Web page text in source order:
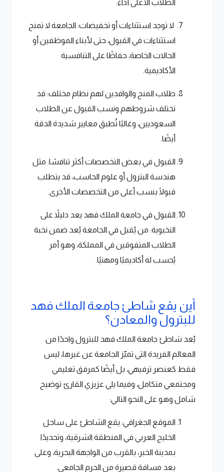
الطلاب الأعلى أداءً.
لا توجد استثناءات أو تخفيضات: الجامعة لا تمنح
استثناءات في القبول، حتى لأبناء الموظفين أو
الحالات الخاصة، حفاظًا على التنافسية
الأكاديمية.
طلاب المنح والوافدين لهم نظام مختلف: قد
تختلف شروطهم ونسب القبول عن الطلاب
السعوديين، وغالبًا تُطبق معايير شديدة الدقة
أيضًا.
القبول في بعض التخصصات أكثر تنافسًا: مثل
هندسة البترول أو علوم الحاسب، قد يتطلب
قبولًا بنسب أعلى من التخصصات الأخرى.
القبول في جامعة الملك فهد يعد دليلاً على
النخبوية: من يُقبل في الجامعة يُعد ضمن نخبة
الطلاب المتفوقين في المملكة، وهو أمر
يُحسب له أكاديميًا ومهنيًا.
أين يقع شاطئ جامعة الملك فهد
للبترول والمعادن؟
يُعد شاطئ جامعة الملك فهد للبترول واحدًا من
المعالم الفريدة التي تميّز الجامعة عن غيرها، ليس
فقط كعنصر ترفيهي، بل أيضًا كمرفق تعليمي
ومجتمعي متكامل، وفيما يلي عزيزي القارئ توضيح
شامل وهو على النحو التالي:
الموقع الجغرافي: يقع الشاطئ على ساحل
الخليج العربي في المنطقة الشرقية، وتحديدًا
بمدينة الخبر، بالقرب من الواجهة البحرية، وعلى
بعد مسافة قصيرة من الحرم الجامعي.